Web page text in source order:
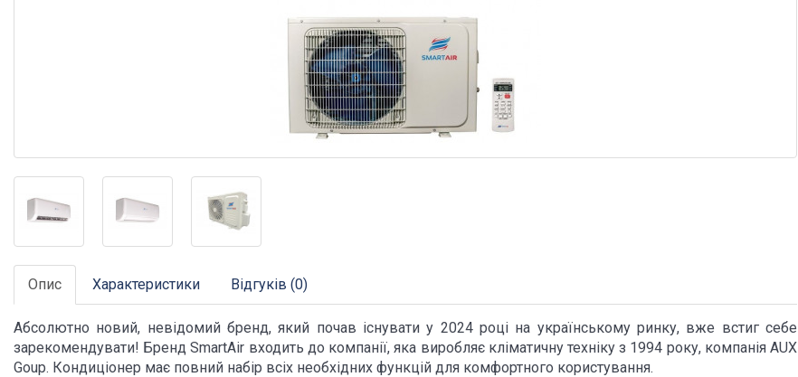
Опис Характеристики Відгуків (0)
Абсолютно новий, невідомий бренд, який почав існувати у 2024 році на українському ринку, вже встиг себе
зарекомендувати! Бренд SmartAir входить до компанії, яка виробляє кліматичну техніку з 1994 року, компанія AUX
Goup. Кондиціонер має повний набір всіх необхідних функцій для комфортного користування.